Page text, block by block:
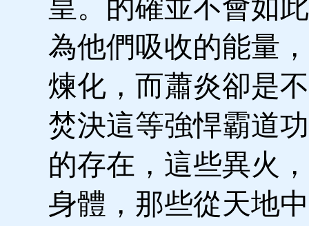
皇。的確並不會如
為他們吸收的能量
煉化，而蕭炎卻是
焚決這等強悍霸道
的存在，這些異火
身體，那些從天地